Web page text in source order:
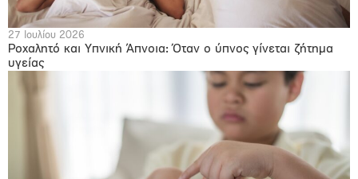
27 Ιουλίου 2026
Ροχαλητό και Υπνική Άπνοια: Όταν ο ύπνος γίνεται ζήτημα
υγείας